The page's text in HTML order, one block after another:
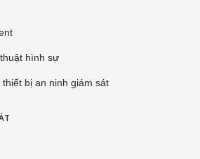
hình sự
bị an ninh giám sát